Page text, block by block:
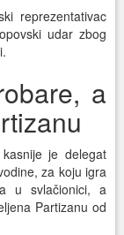
reprezentativac
udar zbog
a
je delegat
za koju igra
u svlačionici, a
Partizanu od